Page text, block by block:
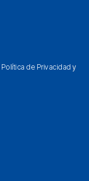
Política de Privacidad y